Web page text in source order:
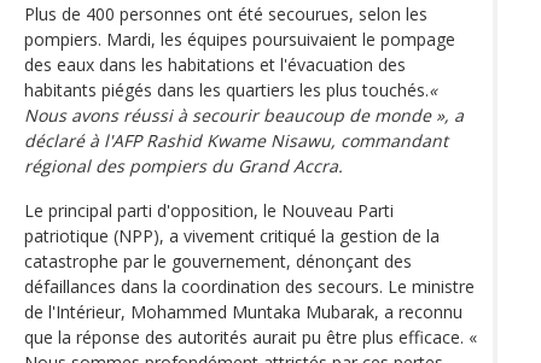
Plus de 400 personnes ont été secourues, selon les
pompiers. Mardi, les équipes poursuivaient le pompage
des eaux dans les habitations et l'évacuation des
habitants piégés dans les quartiers les plus touchés.«
Nous avons réussi à secourir beaucoup de monde », a
déclaré à l'AFP Rashid Kwame Nisawu, commandant
régional des pompiers du Grand Accra.
Le principal parti d'opposition, le Nouveau Parti
patriotique (NPP), a vivement critiqué la gestion de la
catastrophe par le gouvernement, dénonçant des
défaillances dans la coordination des secours. Le ministre
de l'Intérieur, Mohammed Muntaka Mubarak, a reconnu
que la réponse des autorités aurait pu être plus efficace. «